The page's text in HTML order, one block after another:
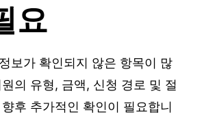
요
보가 확인되지 않은 항목이 많
의 유형, 금액, 신청 경로 및 절
후 추가적인 확인이 필요합니